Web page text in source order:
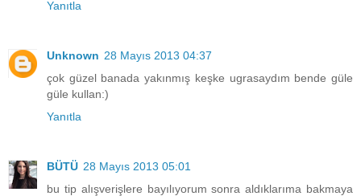
Yanıtla
Unknown 28 Mayıs 2013 04:37
çok güzel banada yakınmış keşke ugrasaydım bende güle
güle kullan:)
Yanıtla
BÜTÜ 28 Mayıs 2013 05:01
bu tip alışverişlere bayılıyorum sonra aldıklarıma bakmaya